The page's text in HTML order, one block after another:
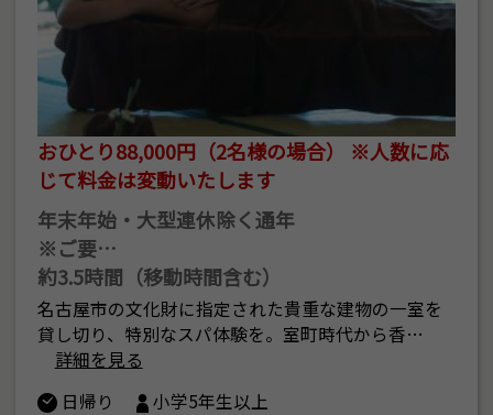
おひとり88,000円（2名様の場合） ※人数に応
じて料金は変動いたします
年末年始・大型連休除く通年
※ご要…
約3.5時間（移動時間含む）
名古屋市の文化財に指定された貴重な建物の一室を
貸し切り、特別なスパ体験を。室町時代から香…
詳細を見る
日帰り
小学5年生以上